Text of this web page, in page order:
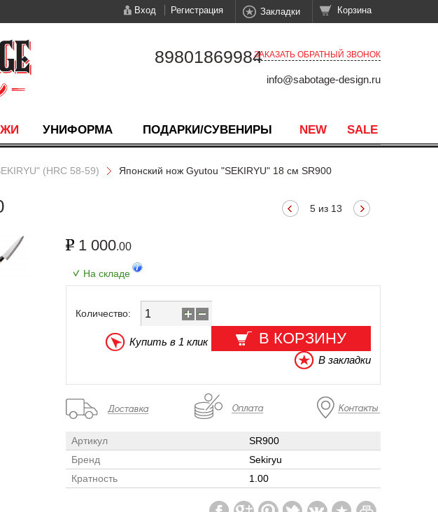
Вход Регистрация Закладки Корзина
УНИФОРМА ПОДАРКИ/СУВЕНИРЫ NEW SALE
89801869984ЗАКАЗАТЬ ОБРАТНЫЙ ЗВОНОК
info@sabotage-design.ru
(HRC 58-59) Японский нож Gyutou "SEKIRYU" 18 см SR900
5 из 13
1 000.00
На складе
Количество:
В КОРЗИНУ
Купить в 1 клик
В закладки
Артикул
SR900
Бренд
Sekiryu
Кратность
1.00